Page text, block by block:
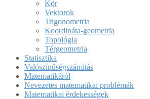
Kör
Vektorok
Trigonometria
Koordináta-geometria
Topológia
Térgeometria
Statisztika
Valószínűségszámítás
Matematikáról
Nevezetes matematikai problémák
Matematikai érdekességek